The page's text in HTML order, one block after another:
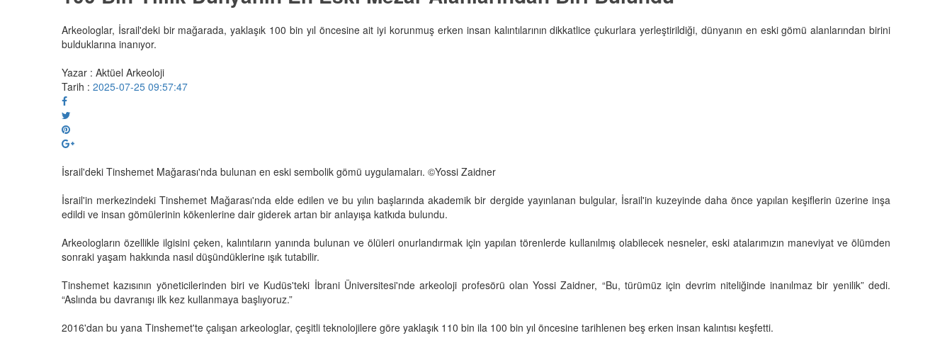
Arkeologlar, İsrail'deki bir mağarada, yaklaşık 100 bin yıl öncesine ait iyi korunmuş erken insan kalıntılarının dikkatlice çukurlara yerleştirildiği, dünyanın en eski gömü alanlarından birini
bulduklarına inanıyor.
Yazar : Aktüel Arkeoloji
Tarih : 2025-07-25 09:57:47
İsrail'deki Tinshemet Mağarası'nda bulunan en eski sembolik gömü uygulamaları. ©Yossi Zaidner
İsrail'in merkezindeki Tinshemet Mağarası'nda elde edilen ve bu yılın başlarında akademik bir dergide yayınlanan bulgular, İsrail'in kuzeyinde daha önce yapılan keşiflerin üzerine inşa
edildi ve insan gömülerinin kökenlerine dair giderek artan bir anlayışa katkıda bulundu.
Arkeologların özellikle ilgisini çeken, kalıntıların yanında bulunan ve ölüleri onurlandırmak için yapılan törenlerde kullanılmış olabilecek nesneler, eski atalarımızın maneviyat ve ölümden
sonraki yaşam hakkında nasıl düşündüklerine ışık tutabilir.
Tinshemet kazısının yöneticilerinden biri ve Kudüs'teki İbrani Üniversitesi'nde arkeoloji profesörü olan Yossi Zaidner, “Bu, türümüz için devrim niteliğinde inanılmaz bir yenilik” dedi.
“Aslında bu davranışı ilk kez kullanmaya başlıyoruz.”
2016'dan bu yana Tinshemet'te çalışan arkeologlar, çeşitli teknolojilere göre yaklaşık 110 bin ila 100 bin yıl öncesine tarihlenen beş erken insan kalıntısı keşfetti.